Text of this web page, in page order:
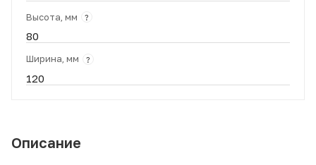
Высота, мм ?
80
Ширина, мм ?
120
Описание